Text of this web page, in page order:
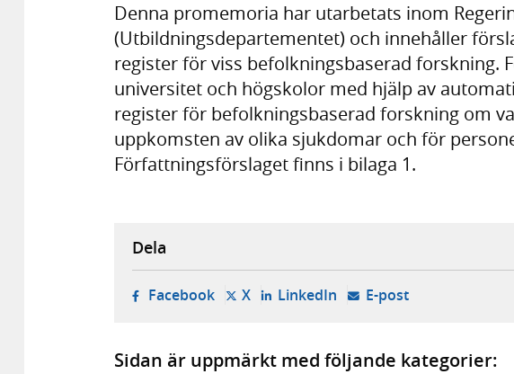
Denna promemoria har utarbetats inom
(Utbildningsdepartementet) och innehåller
register för viss befolkningsbaserad forskning.
universitet och högskolor med hjälp av
register för befolkningsbaserad forskning om
uppkomsten av olika sjukdomar och för
Författningsförslaget finns i bilaga 1.
Dela
Facebook- öppnas i ny flik, extern webbplats,
X- öppnas i ny flik, extern webbplats,
LinkedIn- öppnas i ny flik, extern
E-post- öppnar din e-
Sidan är uppmärkt med följande kategorier: